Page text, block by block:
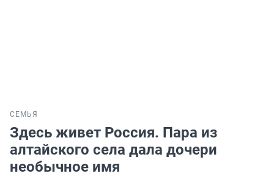
СЕМЬЯ
Здесь живет Россия. Пара из
алтайского села дала дочери
необычное имя